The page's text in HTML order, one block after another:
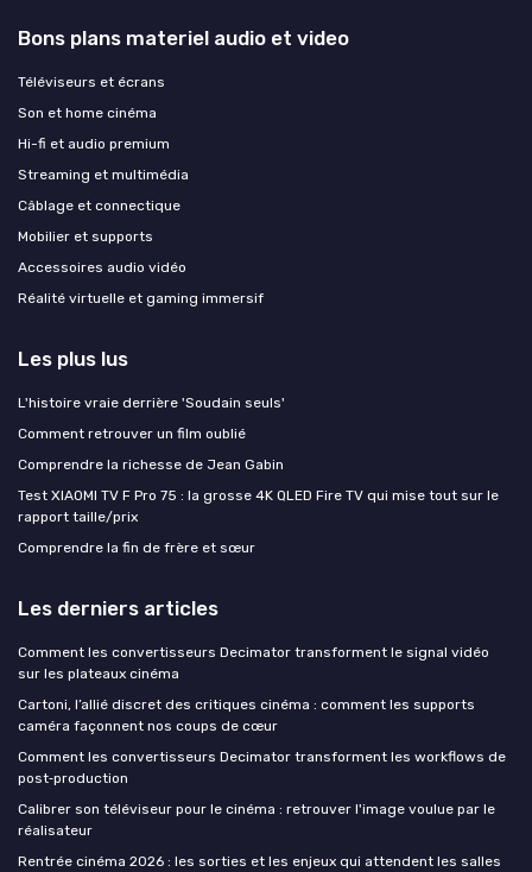
Bons plans materiel audio et video
Téléviseurs et écrans
Son et home cinéma
Hi-fi et audio premium
Streaming et multimédia
Câblage et connectique
Mobilier et supports
Accessoires audio vidéo
Réalité virtuelle et gaming immersif
Les plus lus
L'histoire vraie derrière 'Soudain seuls'
Comment retrouver un film oublié
Comprendre la richesse de Jean Gabin
Test XIAOMI TV F Pro 75 : la grosse 4K QLED Fire TV qui mise tout sur le
rapport taille/prix
Comprendre la fin de frère et sœur
Les derniers articles
Comment les convertisseurs Decimator transforment le signal vidéo
sur les plateaux cinéma
Cartoni, l’allié discret des critiques cinéma : comment les supports
caméra façonnent nos coups de cœur
Comment les convertisseurs Decimator transforment les workflows de
post‑production
Calibrer son téléviseur pour le cinéma : retrouver l'image voulue par le
réalisateur
Rentrée cinéma 2026 : les sorties et les enjeux qui attendent les salles